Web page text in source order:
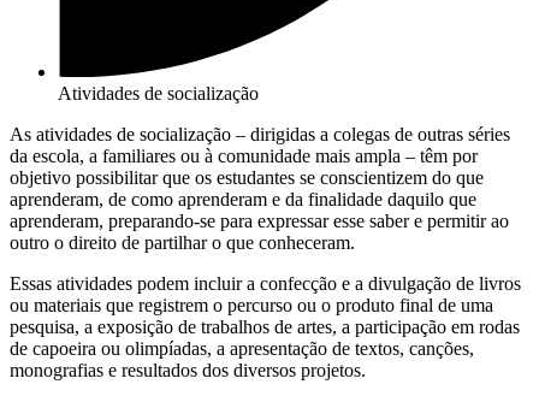
Atividades de socialização
As atividades de socialização – dirigidas a colegas de outras séries
da escola, a familiares ou à comunidade mais ampla – têm por
objetivo possibilitar que os estudantes se conscientizem do que
aprenderam, de como aprenderam e da finalidade daquilo que
aprenderam, preparando-se para expressar esse saber e permitir ao
outro o direito de partilhar o que conheceram.
Essas atividades podem incluir a confecção e a divulgação de livros
ou materiais que registrem o percurso ou o produto final de uma
pesquisa, a exposição de trabalhos de artes, a participação em rodas
de capoeira ou olimpíadas, a apresentação de textos, canções,
monografias e resultados dos diversos projetos.